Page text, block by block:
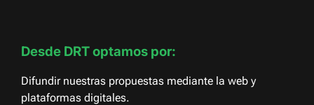
Desde DRT optamos por:
Difundir nuestras propuestas mediante la web y
plataformas digitales.